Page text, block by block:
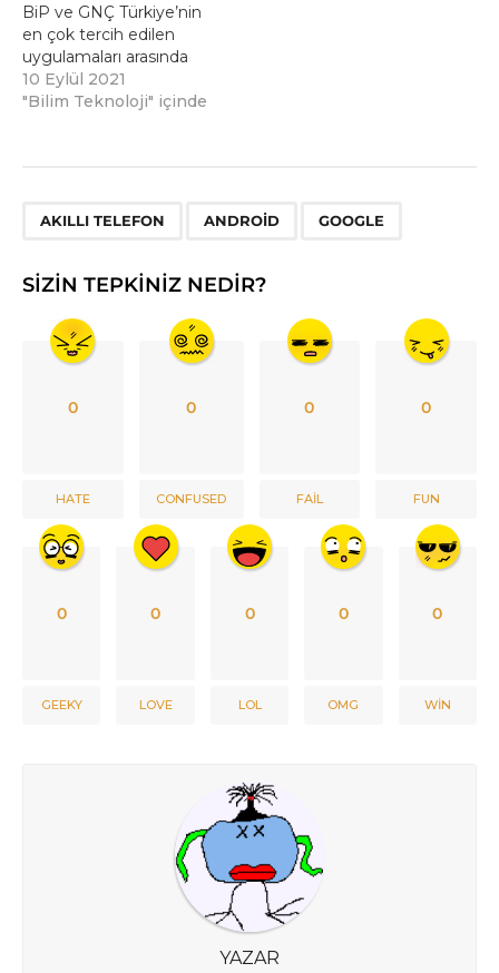
BiP ve GNÇ Türkiye’nin
en çok tercih edilen
uygulamaları arasında
10 Eylül 2021
"Bilim Teknoloji" içinde
AKILLI TELEFON ANDROID GOOGLE
SIZIN TEPKINIZ NEDIR?
0
HATE
0
CONFUSED
0
FAIL
0
FUN
0
GEEKY
0
LOVE
0
LOL
0
OMG
0
WIN
YAZAR